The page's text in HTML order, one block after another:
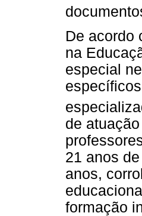
De acordo
na
especial
de
21 anos
anos,
formação